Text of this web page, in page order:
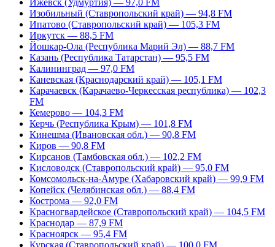
Ижевск (Удмуртия) — 97,0 FM
Изобильный (Ставропольский край) — 94,8 FM
Ипатово (Ставропольский край) — 105,3 FM
Иркутск — 88,5 FM
Йошкар-Ола (Республика Марий Эл) — 88,7 FM
Казань (Республика Татарстан) — 95,5 FM
Калининград — 97,0 FM
Каневская (Краснодарский край) — 105,1 FM
Карачаевск (Карачаево-Черкесская республика) — 102,3
FM
Кемерово — 104,3 FM
Керчь (Республика Крым) — 101,8 FM
Кинешма (Ивановская обл.) — 90,8 FM
Киров — 90,8 FM
Кирсанов (Тамбовская обл.) — 102,2 FM
Кисловодск (Ставропольский край) — 95,0 FM
Комсомольск-на-Амуре (Хабаровский край) — 99,9 FM
Копейск (Челябинская обл.) — 88,4 FM
Кострома — 92,0 FM
Красногвардейское (Ставропольский край) — 104,5 FM
Краснодар — 87,9 FM
Красноярск — 95,4 FM
Курская (Ставропольский край) — 100,0 FM